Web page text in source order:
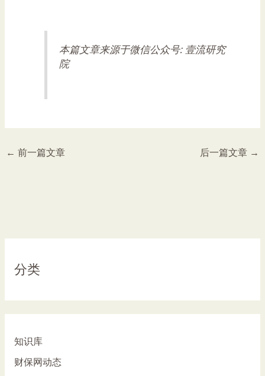
分类
知识库
财保网动态
本篇文章来源于微信公众号: 壹流研究
院
← 前一篇文章 后一篇文章 →